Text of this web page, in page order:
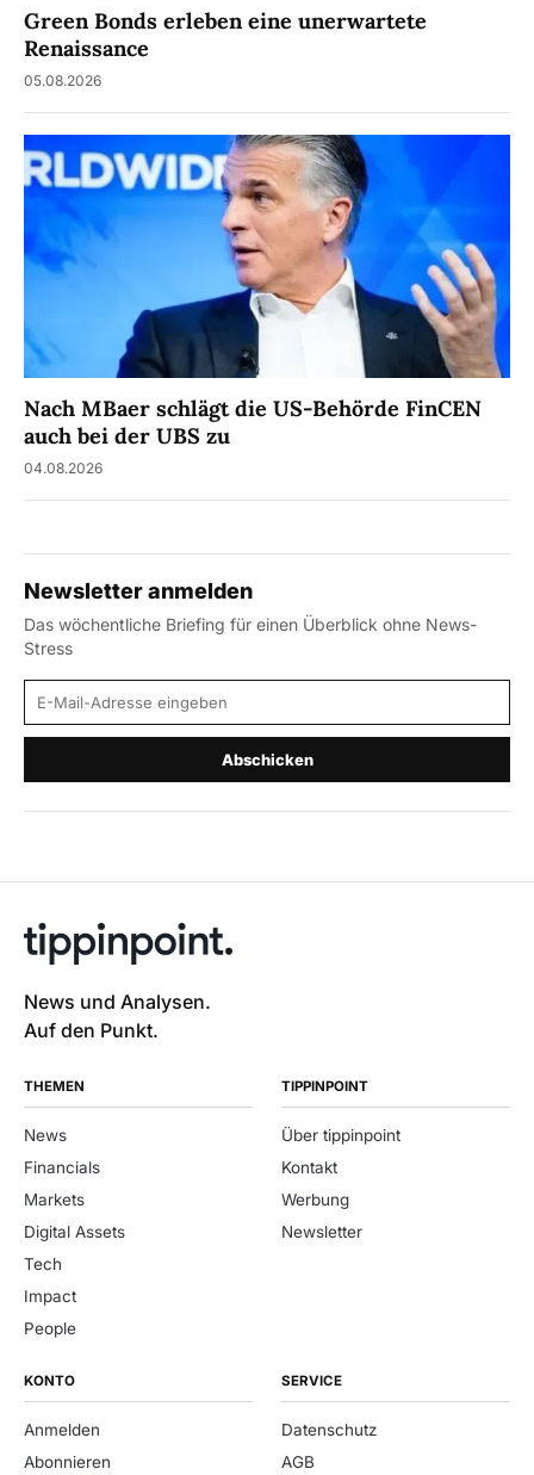
Green Bonds erleben eine unerwartete
Renaissance
05.08.2026
Nach MBaer schlägt die US-Behörde FinCEN
auch bei der UBS zu
04.08.2026
Newsletter anmelden
Das wöchentliche Briefing für einen Überblick ohne News-
Stress
E-Mail-Adresse
Abschicken
News und Analysen.
Auf den Punkt.
THEMEN
News
Financials
Markets
Digital Assets
Tech
Impact
People
TIPPINPOINT
Über tippinpoint
Kontakt
Werbung
Newsletter
KONTO
Anmelden
Abonnieren
SERVICE
Datenschutz
AGB